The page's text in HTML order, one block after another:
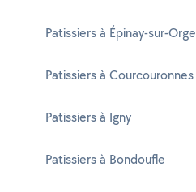
Patissiers à Épinay-sur-Orge
Patissiers à Courcouronnes
Patissiers à Igny
Patissiers à Bondoufle